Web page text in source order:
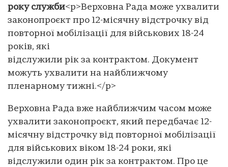
року служби<p>Верховна Рада може ухвалити
законопроєкт про 12-місячну відстрочку від
повторної мобілізації для військових 18-24
років, які
відслужили рік за контрактом. Документ
можуть ухвалити на найближчому
пленарному тижні.</p>
Верховна Рада вже найближчим часом може
ухвалити законопроєкт, який передбачає 12-
місячну відстрочку від повторної мобілізації
для військових віком 18-24 роки, які
відслужили один рік за контрактом. Про це